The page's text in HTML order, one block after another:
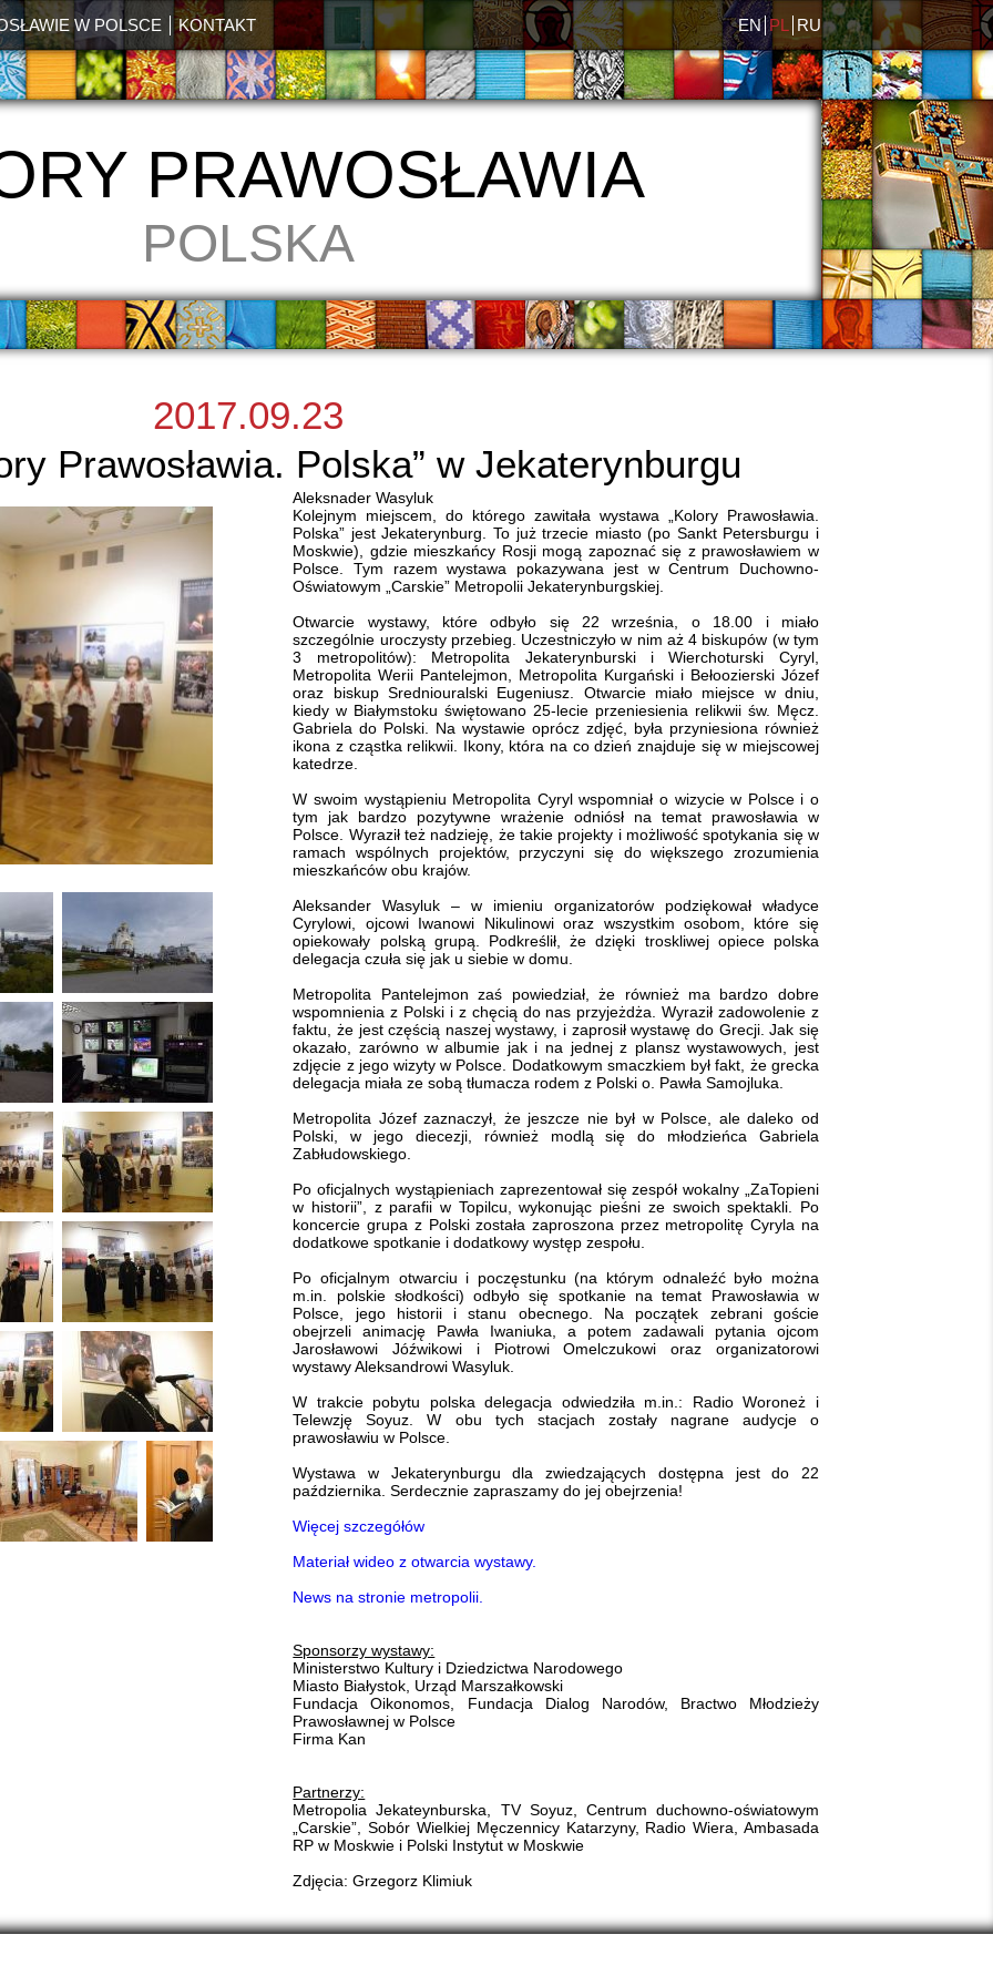
W POLSCE KONTAKT EN PL RU
PRAWOSŁAWIA
POLSKA
2017.09.23
Prawosławia. Polska” w Jekaterynburgu
Aleksnader Wasyluk
Kolejnym miejscem, do którego zawitała wystawa „Kolory Prawosławia.
Polska” jest Jekaterynburg. To już trzecie miasto (po Sankt Petersburgu i
Moskwie), gdzie mieszkańcy Rosji mogą zapoznać się z prawosławiem w
Polsce. Tym razem wystawa pokazywana jest w Centrum Duchowno-
Oświatowym „Carskie” Metropolii Jekaterynburgskiej.
Otwarcie wystawy, które odbyło się 22 września, o 18.00 i miało
szczególnie uroczysty przebieg. Uczestniczyło w nim aż 4 biskupów (w tym
3 metropolitów): Metropolita Jekaterynburski i Wierchoturski Cyryl,
Metropolita Werii Pantelejmon, Metropolita Kurgański i Bełoozierski Józef
oraz biskup Sredniouralski Eugeniusz. Otwarcie miało miejsce w dniu,
kiedy w Białymstoku świętowano 25-lecie przeniesienia relikwii św. Męcz.
Gabriela do Polski. Na wystawie oprócz zdjęć, była przyniesiona również
ikona z cząstka relikwii. Ikony, która na co dzień znajduje się w miejscowej
katedrze.
W swoim wystąpieniu Metropolita Cyryl wspomniał o wizycie w Polsce i o
tym jak bardzo pozytywne wrażenie odniósł na temat prawosławia w
Polsce. Wyraził też nadzieję, że takie projekty i możliwość spotykania się w
ramach wspólnych projektów, przyczyni się do większego zrozumienia
mieszkańców obu krajów.
Aleksander Wasyluk – w imieniu organizatorów podziękował władyce
Cyrylowi, ojcowi Iwanowi Nikulinowi oraz wszystkim osobom, które się
opiekowały polską grupą. Podkreślił, że dzięki troskliwej opiece polska
delegacja czuła się jak u siebie w domu.
Metropolita Pantelejmon zaś powiedział, że również ma bardzo dobre
wspomnienia z Polski i z chęcią do nas przyjeżdża. Wyraził zadowolenie z
faktu, że jest częścią naszej wystawy, i zaprosił wystawę do Grecji. Jak się
okazało, zarówno w albumie jak i na jednej z plansz wystawowych, jest
zdjęcie z jego wizyty w Polsce. Dodatkowym smaczkiem był fakt, że grecka
delegacja miała ze sobą tłumacza rodem z Polski o. Pawła Samojluka.
Metropolita Józef zaznaczył, że jeszcze nie był w Polsce, ale daleko od
Polski, w jego diecezji, również modlą się do młodzieńca Gabriela
Zabłudowskiego.
Po oficjalnych wystąpieniach zaprezentował się zespół wokalny „ZaTopieni
w historii”, z parafii w Topilcu, wykonując pieśni ze swoich spektakli. Po
koncercie grupa z Polski została zaproszona przez metropolitę Cyryla na
dodatkowe spotkanie i dodatkowy występ zespołu.
Po oficjalnym otwarciu i poczęstunku (na którym odnaleźć było można
m.in. polskie słodkości) odbyło się spotkanie na temat Prawosławia w
Polsce, jego historii i stanu obecnego. Na początek zebrani goście
obejrzeli animację Pawła Iwaniuka, a potem zadawali pytania ojcom
Jarosławowi Jóźwikowi i Piotrowi Omelczukowi oraz organizatorowi
wystawy Aleksandrowi Wasyluk.
W trakcie pobytu polska delegacja odwiedziła m.in.: Radio Woroneż i
Telewzję Soyuz. W obu tych stacjach zostały nagrane audycje o
prawosławiu w Polsce.
Wystawa w Jekaterynburgu dla zwiedzających dostępna jest do 22
października. Serdecznie zapraszamy do jej obejrzenia!
Więcej szczegółów
Materiał wideo z otwarcia wystawy.
News na stronie metropolii.
Sponsorzy wystawy:
Ministerstwo Kultury i Dziedzictwa Narodowego
Miasto Białystok, Urząd Marszałkowski
Fundacja Oikonomos, Fundacja Dialog Narodów, Bractwo Młodzieży
Prawosławnej w Polsce
Firma Kan
Partnerzy:
Metropolia Jekateynburska, TV Soyuz, Centrum duchowno-oświatowym
„Carskie”, Sobór Wielkiej Męczennicy Katarzyny, Radio Wiera, Ambasada
RP w Moskwie i Polski Instytut w Moskwie
Zdjęcia: Grzegorz Klimiuk